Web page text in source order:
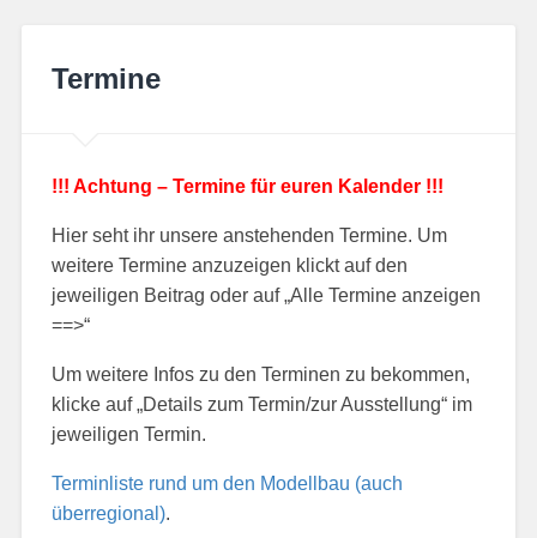
Termine
!!! Achtung – Termine für euren Kalender !!!
Hier seht ihr unsere anstehenden Termine. Um
weitere Termine anzuzeigen klickt auf den
jeweiligen Beitrag oder auf „Alle Termine anzeigen
==>“
Um weitere Infos zu den Terminen zu bekommen,
klicke auf „Details zum Termin/zur Ausstellung“ im
jeweiligen Termin.
Terminliste rund um den Modellbau (auch
überregional).